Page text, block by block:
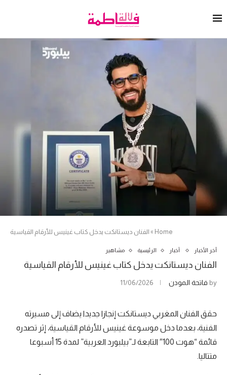
Home
» الفنان ديستانكت يدخل كتاب غينيس للأرقام القياسية
آخر الأخبار أخبار الرئيسية مشاهير
الفنان ديستانكت يدخل كتاب غينيس للأرقام القياسية
by فاتحة المودن 11/06/2026
حقق الفنان المغربي ديستانكت إنجازا جديدا يضاف إلى مسيرته
الفنية، بعدما دخل موسوعة غينيس للأرقام القياسية، إثر تصدره
قائمة “هوت 100″ التابعة لـ”بيلبورد العربية” لمدة 15 أسبوعا
متتاليا.